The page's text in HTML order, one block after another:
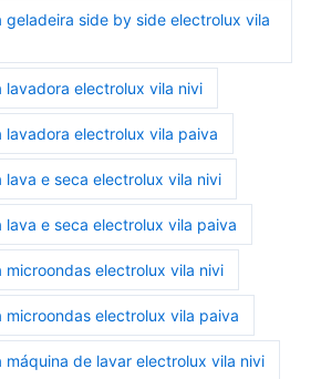
geladeira side by side electrolux vila
lavadora electrolux vila nivi
lavadora electrolux vila paiva
lava e seca electrolux vila nivi
lava e seca electrolux vila paiva
microondas electrolux vila nivi
microondas electrolux vila paiva
máquina de lavar electrolux vila nivi